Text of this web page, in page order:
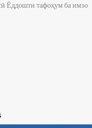
Ёддошти тафоҳум ба имзо